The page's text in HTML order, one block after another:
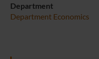
Department
Department Economics